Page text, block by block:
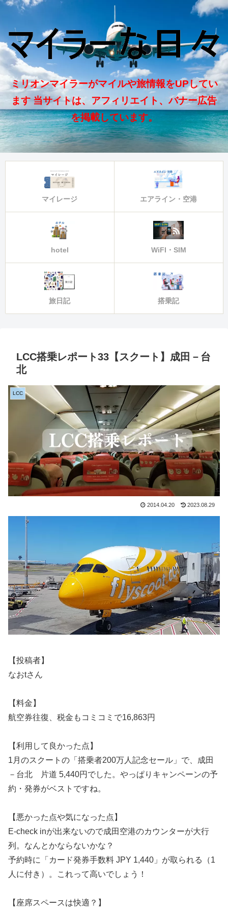
ミリオンマイラーがマイルや旅情報をUPしてい
ます 当サイトは、アフィリエイト、バナー広告
を掲載しています。
マイレージ エアライン・空港
hotel WiFI・SIM
旅日記 搭乗記
LCC搭乗レポート33【スクート】成田－台
北
LCC
2014.04.20 2023.08.29
【投稿者】
なおtさん
【料金】
航空券往復、税金もコミコミで16,863円
【利用して良かった点】
1月のスクートの「搭乗者200万人記念セール」で、成田
－台北 片道 5,440円でした。やっぱりキャンペーンの予
約・発券がベストですね。
【悪かった点や気になった点】
E-check inが出来ないので成田空港のカウンターが大行
列。なんとかならないかな？
予約時に「カード発券手数料 JPY 1,440」が取られる（1
人に付き）。これって高いでしょう！
【座席スペースは快適？】